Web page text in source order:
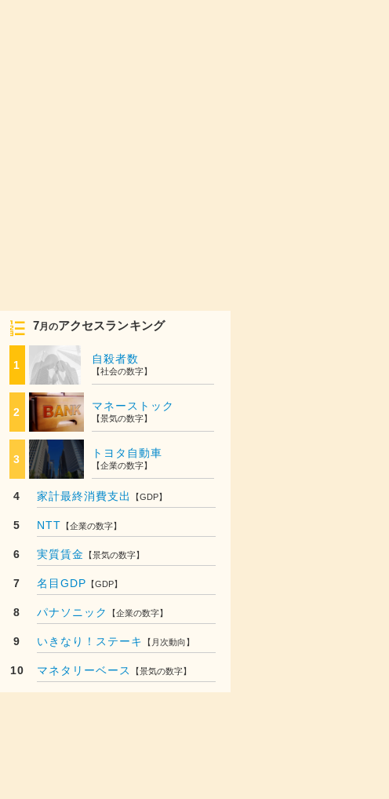
2018
7月のアクセスランキング
1 自殺者数
【社会の数字】
2 マネーストック
【景気の数字】
3 トヨタ自動車
【企業の数字】
4 家計最終消費支出 【GDP】
5 NTT 【企業の数字】
6 実質賃金 【景気の数字】
7 名目GDP 【GDP】
8 パナソニック 【企業の数字】
9 いきなり！ステーキ 【月次動向】
10 マネタリーベース 【景気の数字】